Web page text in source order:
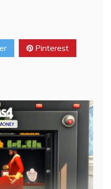
Pinterest